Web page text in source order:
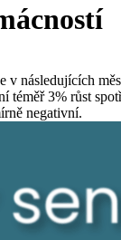
následujících
3% růst
negativní.